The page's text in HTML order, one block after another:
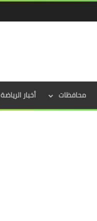
محافظات أخبار الرياضة